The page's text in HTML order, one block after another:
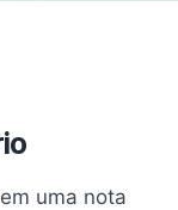
uma nota